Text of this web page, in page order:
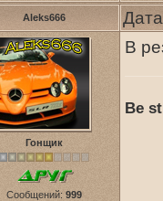
Aleks666
Гонщик
Сообщений: 999
В
Be